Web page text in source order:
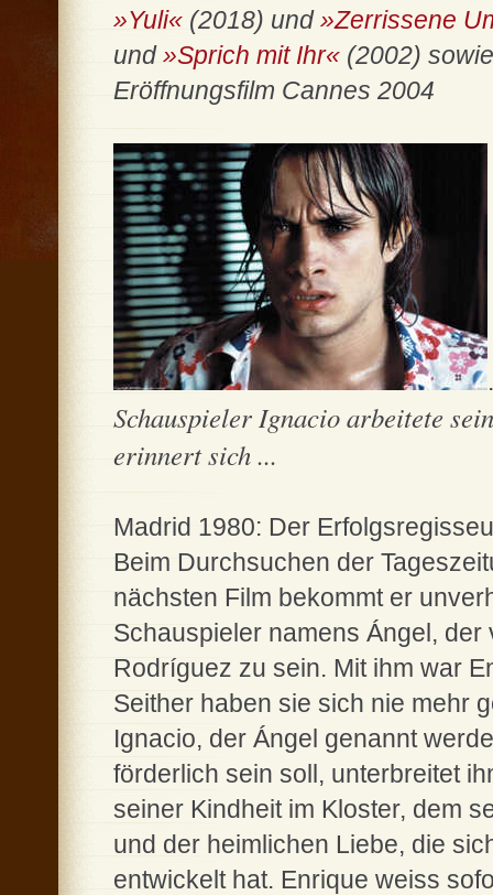
»Yuli« (2018) und»Zerrissene
und»Sprich mit Ihr« (2002)
Eröffnungsfilm Cannes 2004
Schauspieler Ignacio arbeitete
erinnert sich ...
Madrid 1980: Der
Beim Durchsuchen der
nächsten Film bekommt er
Schauspieler namens Ángel,
Rodríguez zu sein. Mit ihm war
Seither haben sie sich nie mehr
Ignacio, der Ángel genannt
förderlich sein soll, unterbreitet
seiner Kindheit im Kloster, dem
und der heimlichen Liebe, die
entwickelt hat. Enrique weiss